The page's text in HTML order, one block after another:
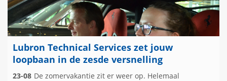
Lubron Technical Services zet jouw
loopbaan in de zesde versnelling
23-08 De zomervakantie zit er weer op. Helemaal